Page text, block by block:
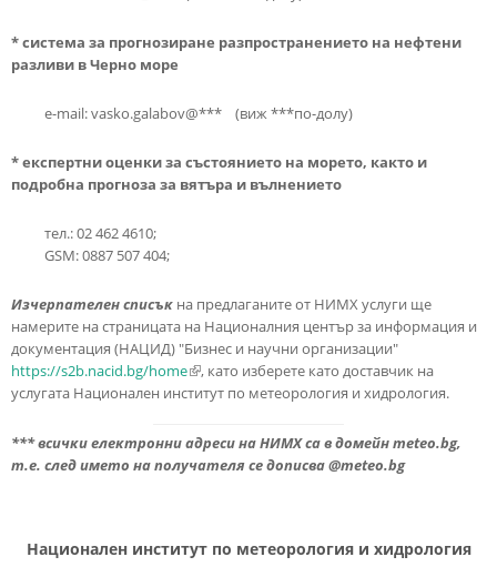
* система за прогнозиране разпространението на нефтени
разливи в Черно море
e-mail: vasko.galabov@*** (виж ***по-долу)
* експертни оценки за състоянието на морето, както и
подробна прогноза за вятъра и вълнението
тел.: 02 462 4610;
GSM: 0887 507 404;
Изчерпателен списък на предлаганите от НИМХ услуги ще
намерите на страницата на Националния център за информация и
документация (НАЦИД) "Бизнес и научни организации"
https://s2b.nacid.bg/home(link is external)
, като изберете като доставчик на
услугата Национален институт по метеорология и хидрология.
***всички електронни адреси на НИМХ са в домейнmeteo.bg,
т.е. след името на получателя се дописва @meteo.bg
Национален институт по метеорология и хидрология